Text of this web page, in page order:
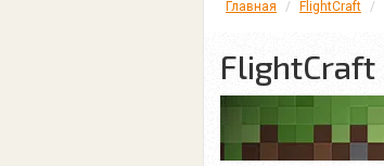
Главная FlightCraft
FlightCraft